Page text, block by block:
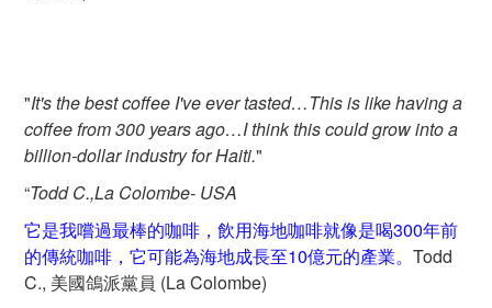
"It's the best coffee I've ever tasted…This is like having a
coffee from 300 years ago…I think this could grow into a
billion-dollar industry for Haiti."
“Todd C.,La Colombe- USA
它是我嚐過最棒的咖啡，飲用海地咖啡就像是喝300年前
的傳統咖啡，它可能為海地成長至10億元的產業。 Todd
C., 美國鴿派黨員 (La Colombe)